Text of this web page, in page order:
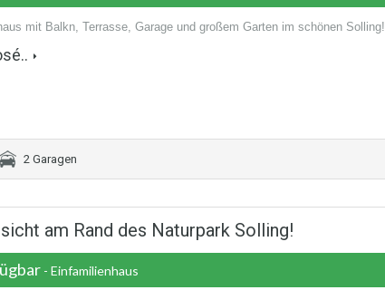
mit Balkn, Terrasse, Garage und großem Garten im schönen Solling!
2 Garagen
am Rand des Naturpark Solling!
- Einfamilienhaus